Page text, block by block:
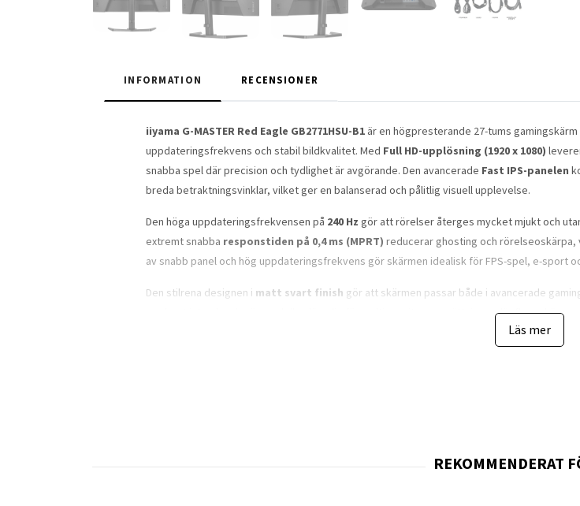
INFORMATION RECENSIONER
iiyama G-MASTER Red Eagle GB2771HSU-B1 är en högpresterande 27-tums
uppdateringsfrekvens och stabil bildkvalitet. Med Full HD-upplösning (1920 x 1080)
snabba spel där precision och tydlighet är avgörande. Den avancerade Fast IPS-panelen
breda betraktningsvinklar, vilket ger en balanserad och pålitlig visuell upplevelse.
Den höga uppdateringsfrekvensen på 240 Hz gör att rörelser återges mycket mjukt och
extremt snabba responstiden på 0,4 ms (MPRT) reducerar ghosting och
av snabb panel och hög uppdateringsfrekvens gör skärmen idealisk för FPS-spel, e-sport
Den stilrena designen i matt svart finish gör att skärmen passar både i avancerade
modernt intryck och gör modellen lämplig för multi-monitor-uppsättningar där flera
minskade reflektioner och förbättrad synkomfort under längre sessioner framför skärmen.
anpassa skärmen efter individuella behov. Detta förbättrar komforten under längre
Läs mer